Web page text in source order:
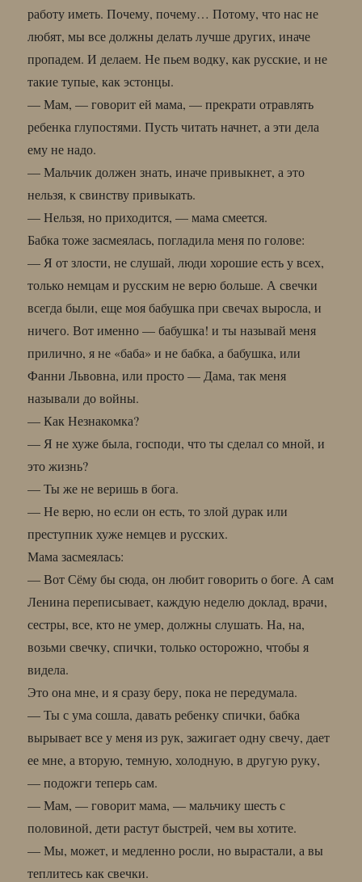
работу иметь. Почему, почему… Потому, что нас не
любят, мы все должны делать лучше других, иначе
пропадем. И делаем. Не пьем водку, как русские, и не
такие тупые, как эстонцы.
— Мам, — говорит ей мама, — прекрати отравлять
ребенка глупостями. Пусть читать начнет, а эти дела
ему не надо.
— Мальчик должен знать, иначе привыкнет, а это
нельзя, к свинству привыкать.
— Нельзя, но приходится, — мама смеется.
Бабка тоже засмеялась, погладила меня по голове:
— Я от злости, не слушай, люди хорошие есть у всех,
только немцам и русским не верю больше. А свечки
всегда были, еще моя бабушка при свечах выросла, и
ничего. Вот именно — бабушка! и ты называй меня
прилично, я не «баба» и не бабка, а бабушка, или
Фанни Львовна, или просто — Дама, так меня
называли до войны.
— Как Незнакомка?
— Я не хуже была, господи, что ты сделал со мной, и
это жизнь?
— Ты же не веришь в бога.
— Не верю, но если он есть, то злой дурак или
преступник хуже немцев и русских.
Мама засмеялась:
— Вот Сёму бы сюда, он любит говорить о боге. А сам
Ленина переписывает, каждую неделю доклад, врачи,
сестры, все, кто не умер, должны слушать. На, на,
возьми свечку, спички, только осторожно, чтобы я
видела.
Это она мне, и я сразу беру, пока не передумала.
— Ты с ума сошла, давать ребенку спички, бабка
вырывает все у меня из рук, зажигает одну свечу, дает
ее мне, а вторую, темную, холодную, в другую руку,
— подожги теперь сам.
— Мам, — говорит мама, — мальчику шесть с
половиной, дети растут быстрей, чем вы хотите.
— Мы, может, и медленно росли, но вырастали, а вы
теплитесь как свечки.